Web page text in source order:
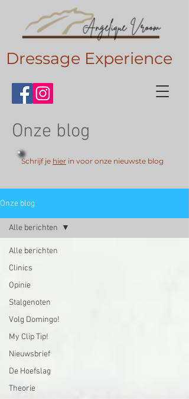
Dressage Experience
Onze blog
Schrijf je hier in voor onze nieuwste blog
Onze blog
Alle berichten
Clinics
Opinie
Stalgenoten
Volg Domingo!
My Clip Tip!
Nieuwsbrief
De Hoefslag
Theorie
Alle berichten